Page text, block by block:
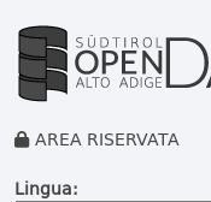
AREA RISERVATA
Lingua